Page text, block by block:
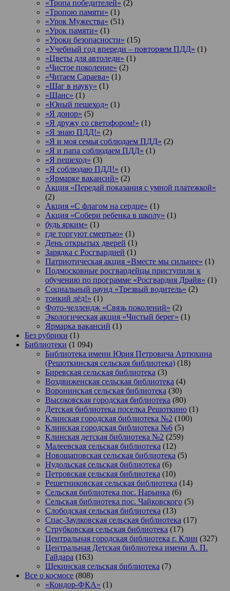
«Тропа победителей» (2)
«Тропою памяти» (1)
«Урок Мужества» (51)
«Урок памяти» (1)
«Уроки безопасности» (15)
«Учебный год впереди – повторяем ПДД» (1)
«Цветы для автоледи» (1)
«Чистое поколение» (2)
«Читаем Сараева» (1)
«Шаг в науку» (1)
«Шанс» (1)
«Юный пешеход» (1)
«Я донор» (5)
«Я дружу со светофором!» (1)
«Я знаю ПДД!» (2)
«Я и моя семья соблюдаем ПДД» (2)
«Я и папа соблюдаем ПДД» (1)
«Я пешеход» (3)
«Я соблюдаю ПДД!» (1)
«Ярмарке вакансий» (2)
Акция «Передай показания с умной платежкой»
(2)
Акция «С флагом на сердце» (1)
Акция «Собери ребенка в школу» (1)
будь ярким» (1)
где торгуют смертью» (1)
День открытых дверей (1)
Зарядка с Росгвардией (1)
Патриотическая акция «Вместе мы сильнее» (1)
Подмосковные росгвардейцы приступили к
обучению по программе «Росгвардия Драйв» (1)
Социальный раунд «Трезвый водитель» (2)
тонкий лёд!» (1)
Фото-челлендж «Связь поколений» (2)
Экологическая акция «Чистый берег» (1)
Ярмарка вакансий (1)
Без рубрики (1)
Библиотеки (1 094)
Библиотека имени Юрия Петровича Артюхина
(Решоткинская сельская библиотека) (18)
Биревская сельская библиотека (3)
Воздвиженская сельская библиотека (4)
Воронинская сельская библиотека (30)
Высоковская городская библиотека (80)
Детская библиотека поселка Решоткино (1)
Клинская городская библиотека №2 (100)
Клинская городская библиотека №6 (5)
Клинская детская библиотека №2 (259)
Малеевская сельская библиотека (12)
Новощаповская сельская библиотека (5)
Нудольская сельская библиотека (6)
Петровская сельская библиотека (10)
Решетниковская сельская библиотека (14)
Сельская библиотека пос. Нарынка (6)
Сельская библиотека пос. Чайковского (5)
Слободская сельская библиотека (13)
Спас-Заулковская сельская библиотека (17)
Струбковская сельская библиотека (17)
Центральная городская библиотека г. Клин (327)
Центральная Детская библиотека имени А. П.
Гайдара (163)
Щекинская сельская библиотека (7)
Все о космосе (808)
«Кондор-ФКА» (1)